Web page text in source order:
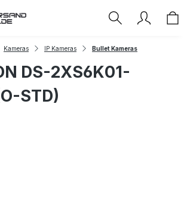
Kameras IP Kameras Bullet Kameras
DS-2XS6K01-
STD)